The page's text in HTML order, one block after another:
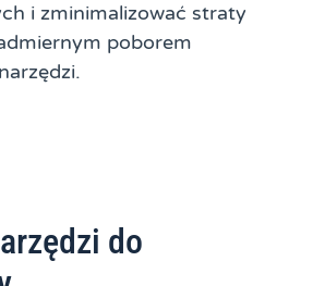
i zminimalizować straty
poborem
do